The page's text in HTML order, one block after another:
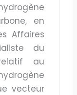
en
Affaires
du
au
vecteur